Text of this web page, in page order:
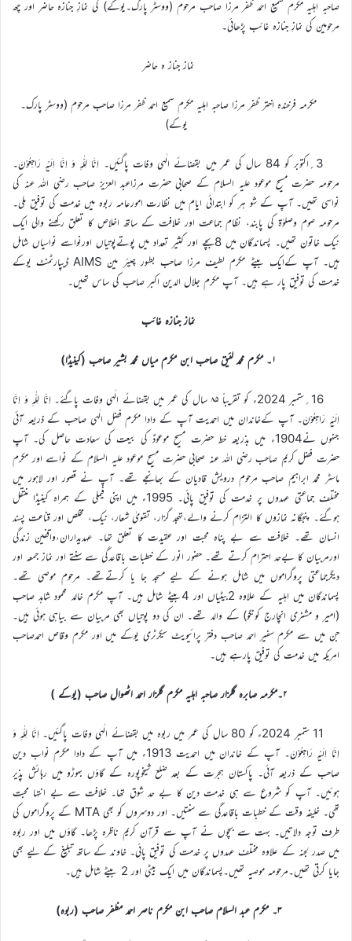
صاحبہ اہلیہ مکرم سمیع احمد ظفر مرزا صاحب مرحوم (ووسٹر پارک۔یوکے) کی نمازِ جنازہ حاضر اور چھ
مرحومین کی نمازِ جنازہ غائب پڑھائی۔
نماز جناز ہ حاضر
مکرمہ فرخنده اختر ظفر مرزا صاحبہ اہلیہ مکرم سمیع احمد ظفر مرزا صاحب مرحوم (ووسٹر پارک۔
یوکے)
3؍اکتوبر کو 84 سال کی عمر میں بقضائے الٰہی وفات پاگئیں۔ اِنَّا لِلّٰہِ وَ اِنَّا اِلَیْہِ رَاجِعُوْنَ۔
مرحومہ حضرت مسیح موعود علیہ السلام کے صحابی حضرت مرزاعبد العزیز صاحب رضی اللہ عنہ کی
نواسی تھیں۔ آپ کے شو ہر کو ابتدائی ایام میں نظارت امورعامہ ربوہ میں خدمت کی توفیق ملی۔
مرحومہ صوم وصلوٰۃ کی پابند، نظام جماعت اور خلافت کے ساتھ اخلاص کا تعلق رکھنے والی ایک
نیک خاتون تھیں۔ پسماندگان میں 8بچے اور کثیر تعداد میں پوتےپوتیاں اورنواسے نواسیاں شامل
ہیں۔ آپ کےایک بیٹے مکرم لطیف مرزا صاحب بطور چیئر مین AIMS ڈیپارٹمنٹ یوکے
خدمت کی توفیق پار ہے ہیں۔ آپ مکرم جلال الدین اکبر صاحب کی ساس تھیں۔
نماز جنازہ غائب
۱۔ مکرم محمد لئیق صاحب ابن مکرم میاں محمد بشیر صاحب (کینیڈا)
16؍ستمبر 2024ء کو تقریباً ۸۵ سال کی عمر میں بقضائے الٰہی وفات پاگئے۔ اِنَّا لِلّٰہِ وَ اِنَّا
اِلَیْہِ رَاجِعُوْنَ۔ آپ کےخاندان میں احمدیت آپ کے دادا مکرم فضل الٰہی صاحب کے ذریعہ آئی
جنہوں نے1904ء میں بذریعہ خط حضرت مسیح موعودؑ کی بیعت کی سعادت حاصل کی۔ آپ
حضرت فضل کریم صاحب رضی اللہ عنہ صحابی حضرت مسیح موعود علیہ السلام کے نواسے اور مکرم
ماسٹر محمد ابراہیم صاحب مرحوم درویش قادیان کے بھانجے تھے۔ آپ نے قصور اور لاہور میں
مختلف جماعتی عہدوں پر خدمت کی توفیق پائی۔ 1995ء میں اپنی فیملی کے ہمراہ کینیڈا منتقل
ہوگئے۔ پنجگانہ نمازوں کا التزام کرنے والے،تہجد گزار، تقویٰ شعار، نیک، مخلص اور قناعت پسند
انسان تھے۔ خلافت سے بے پناہ محبت اور عقیدت کا تعلق تھا۔ عہدیداران،واقفین زندگی
اورمربیان کا بےحد احترام کرتے تھے۔ حضور انور کے خطبات باقاعدگی سے سنتے اور نماز جمعہ اور
دیگرجماعتی پروگراموں میں شامل ہونے کے لیے مسجد جا یا کرتےتھے۔ مرحوم موصی تھے۔
پسماندگان میں اہلیہ کے علاوہ 2بیٹیاں اور 4بیٹے شامل ہیں۔ آپ مکرم خالد محمود شاہد صاحب
(امیر و مشنری انچارج کونگو) کے والد تھے۔ ان کی دو پوتیاں بھی مربیان سے بیاہی ہوئی ہیں۔
جن میں سے مکرم سفیر احمد صاحب دفتر پرائیویٹ سیکرٹری یوکے میں اور مکرم وقاص احمدصاحب
امریکہ میں خدمت کی توفیق پارہے ہیں۔
۲۔مکرمہ صابرہ گلزار صاحبہ اہلیہ مکرم گلزار احمد اٹھوال صاحب (یوکے )
11 ستمبر 2024ء کو 80 سال کی عمر میں ربوہ میں بقضائے الٰہی وفات پاگئیں۔ اِنَّا لِلّٰہِ وَ
اِنَّا اِلَیْہِ رَاجِعُوْنَ۔ آپ کے خاندان میں احمدیت 1913ء میں آپ کے دادا مکرم نواب دین
صاحب کے ذریعہ آئی۔ پاکستان ہجرت کے بعد ضلع شیخوپورہ کے گاؤں بہوڑو میں رہائش پذیر
ہوئیں۔ آپ کو شروع سے ہی خدمت دین کا بے حد شوق تھا۔ خلافت سے بے انتہا محبت
تھی۔ خلیفہ وقت کے خطبات باقاعدگی سے سنتیں۔ اور دوسروں کو بھی MTA کے پروگراموں کی
طرف توجہ دلاتیں۔ بہت سے بچوں نے آپ سے قرآن کریم ناظرہ پڑھا۔ گاؤں میں اور ربوہ
میں صدر لجنہ کے علاوہ مختلف عہدوں پر خدمت کی توفیق پائی۔ خاوند کے ساتھ تبلیغ کے لیے بھی
جایا کرتی تھیں۔مرحومہ موصیہ تھیں۔پسماندگان میں ایک بیٹی اور 2 بیٹے شامل ہیں۔
۳۔ مکرم عبد السلام صاحب ابن مکرم ناصر احمد مظفر صاحب (ربوہ)